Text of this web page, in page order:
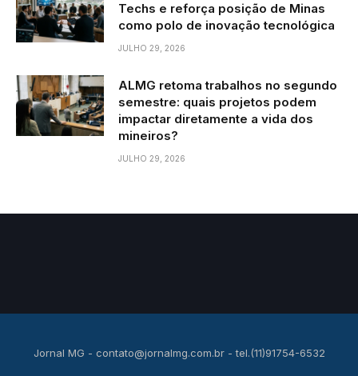
Techs e reforça posição de Minas
como polo de inovação tecnológica
JULHO 29, 2026
ALMG retoma trabalhos no segundo
semestre: quais projetos podem
impactar diretamente a vida dos
mineiros?
JULHO 29, 2026
Jornal MG - contato@jornalmg.com.br- tel.(11)91754-6532